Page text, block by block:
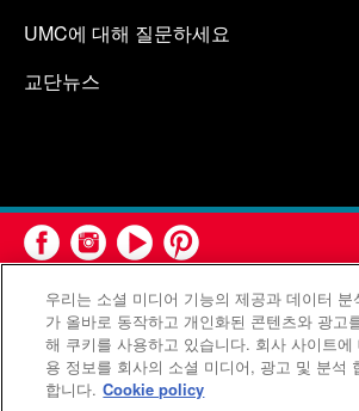
UMC에 대해 질문하세요
교단뉴스
연합감리교회 공보부(United Methodist
합감리교회의 기관입니다.
우리는 소셜 미디어 기능의 제공과 데이터 분
가 올바로 동작하고 개인화된 콘텐츠와 광고
해 쿠키를 사용하고 있습니다. 회사 사이트
용 정보를 회사의 소셜 미디어, 광고 및 분석
합니다. Cookie policy